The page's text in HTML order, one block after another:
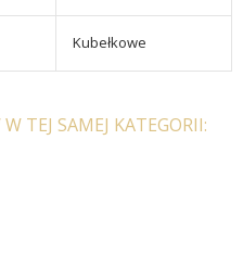
Kubełkowe
TEJ SAMEJ KATEGORII: